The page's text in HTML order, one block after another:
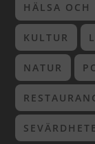
HÄLSA OCH
KULTUR
NATUR